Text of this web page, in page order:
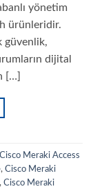
yönetim
ürünleridir.
güvenlik,
dijital
[…]
Cisco Meraki Access
, Cisco Meraki
, Cisco Meraki